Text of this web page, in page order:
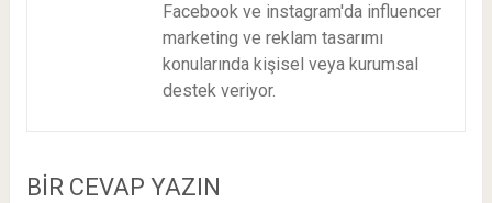
Facebook ve instagram'da influencer
marketing ve reklam tasarımı
konularında kişisel veya kurumsal
destek veriyor.
BIR CEVAP YAZIN